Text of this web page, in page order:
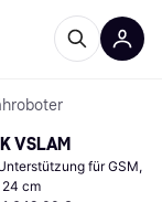
VSLAM
für GSM,
cm